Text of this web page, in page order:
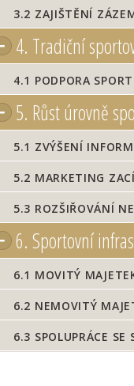
3.2 ZAJIŠTĚNÍ
4. Tradiční
4.1 PODPORA
5. Růst úrovně
5.1 ZVÝŠENÍ
5.2 MARKETING
5.3 ROZŠIŘOVÁNÍ
6. Sportovní
6.1 MOVITÝ
6.2 NEMOVITÝ
6.3 SPOLUPRÁCE